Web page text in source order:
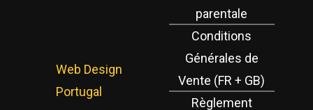
Web Design
Portugal
parentale
Conditions
Générales de
Vente (FR + GB)
Règlement